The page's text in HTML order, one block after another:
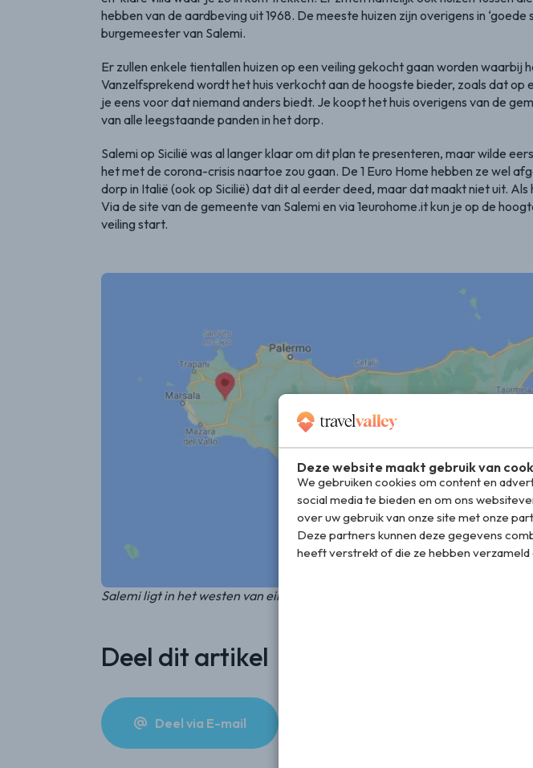
Deze website maakt gebruik van
We gebruiken cookies om content en
social media te bieden en om ons
over uw gebruik van onze site met onze
Deze partners kunnen deze gegevens
heeft verstrekt of die ze hebben verzameld
hebben van de aardbeving uit 1968. De meeste huizen zijn overigens in ‘goede
burgemeester van Salemi.
Er zullen enkele tientallen huizen op een veiling gekocht gaan worden waarbij
Vanzelfsprekend wordt het huis verkocht aan de hoogste bieder, zoals dat op
je eens voor dat niemand anders biedt. Je koopt het huis overigens van de
van alle leegstaande panden in het dorp.
Salemi op Sicilië was al langer klaar om dit plan te presenteren, maar wilde
het met de corona-crisis naartoe zou gaan. De 1 Euro Home hebben ze wel
dorp in Italië (ook op Sicilië) dat dit al eerder deed, maar dat maakt niet uit.
Via de site van de gemeente van Salemi en via 1eurohome.it kun je op de
veiling start.
Salemi ligt in het westen van eiland Sicilië
Deel dit artikel
Deel via E-mail